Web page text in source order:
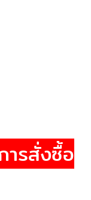
ารสั่งซื้อ